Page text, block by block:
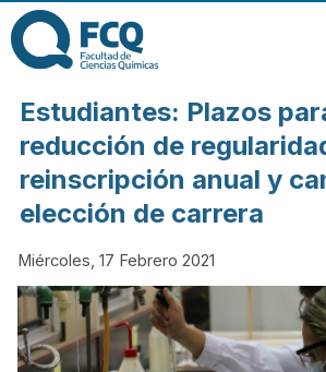
FACULTAD DE
CIENCIAS
QUÍMICAS DE
LA
UNIVERSIDAD
Estudiantes: Plazos
reducción de
reinscripción anual y
elección de carrera
Miércoles, 17 Febrero 2021